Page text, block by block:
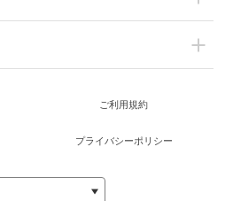
ご利用規約
プライバシーポリシー